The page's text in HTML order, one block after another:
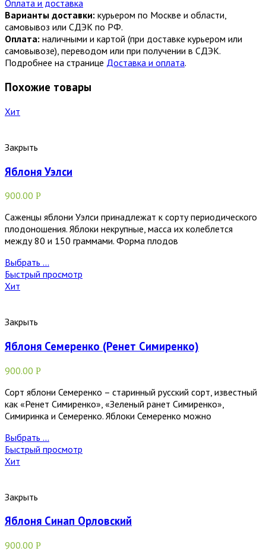
Оплата и доставка
Варианты доставки: курьером по Москве и области,
самовывоз или СДЭК по РФ.
Оплата: наличными и картой (при доставке курьером или
самовывозе), переводом или при получении в СДЭК.
Подробнее на странице Доставка и оплата.
Похожие товары
Хит
Закрыть
Яблоня Уэлси
900.00 Р
Саженцы яблони Уэлси принадлежат к сорту периодического
плодоношения. Яблоки некрупные, масса их колеблется
между 80 и 150 граммами. Форма плодов
Выбрать ...
Быстрый просмотр
Хит
Закрыть
Яблоня Семеренко (Ренет Симиренко)
900.00 Р
Сорт яблони Семеренко – старинный русский сорт, известный
как «Ренет Симиренко», «Зеленый ранет Симиренко»,
Симиринка и Семеренко. Яблоки Семеренко можно
Выбрать ...
Быстрый просмотр
Хит
Закрыть
Яблоня Синап Орловский
900.00 Р